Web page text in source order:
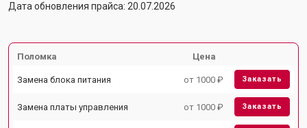
Дата обновления прайса: 20.07.2026
Поломка Цена
Замена блока питания от 1000 ₽ Заказать
Замена платы управления от 1000 ₽ Заказать